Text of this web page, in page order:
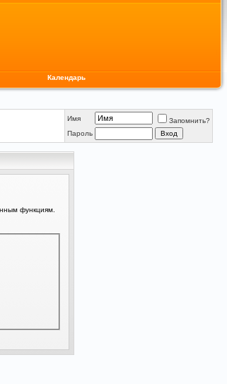
Календарь
Имя
Запомнить?
Пароль
функциям.